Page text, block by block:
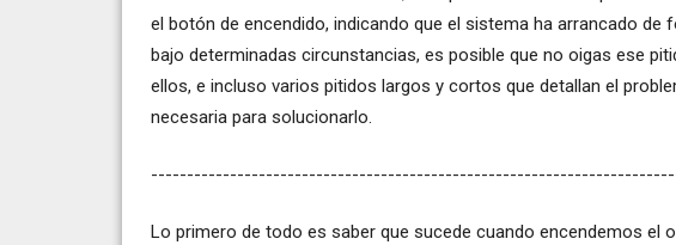
el botón de encendido, indicando que el sistema ha arrancado de
bajo determinadas circunstancias, es posible que no oigas ese
ellos, e incluso varios pitidos largos y cortos que detallan el
necesaria para solucionarlo.
Lo primero de todo es saber que sucede cuando encendemos el